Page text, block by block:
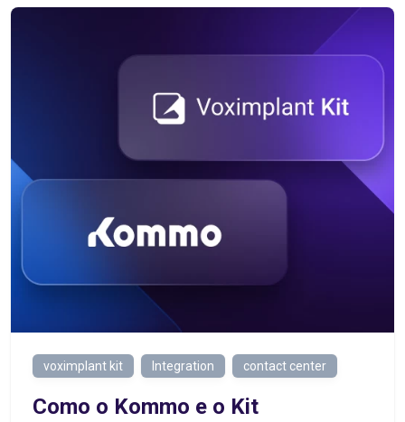
voximplant kit Integration contact center
Como o Kommo e o Kit